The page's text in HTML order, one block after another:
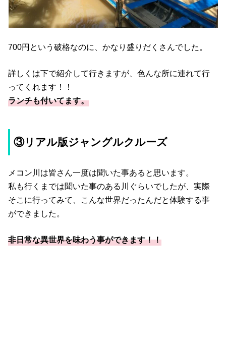
700円という破格なのに、かなり盛りだくさんでした。
詳しくは下で紹介して行きますが、色んな所に連れて行
ってくれます！！
ランチも付いてます。
③リアル版ジャングルクルーズ
メコン川は皆さん一度は聞いた事あると思います。
私も行くまでは聞いた事のある川ぐらいでしたが、実際
そこに行ってみて、こんな世界だったんだと体験する事
ができました。
非日常な異世界を味わう事ができます！！